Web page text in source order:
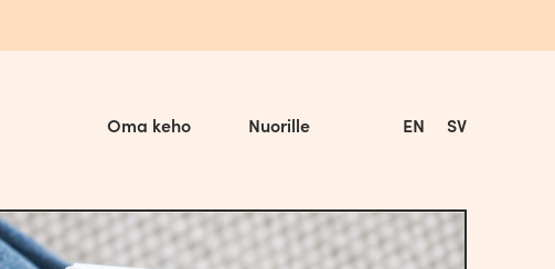
Tuotesarjat
Vuokkoset Plant Based
Oma keho Nuorille EN SV